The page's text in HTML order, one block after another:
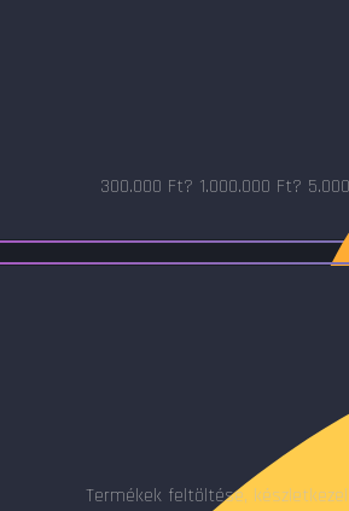
300.000 Ft? 1.000.000 Ft?
Termékek feltöltése,